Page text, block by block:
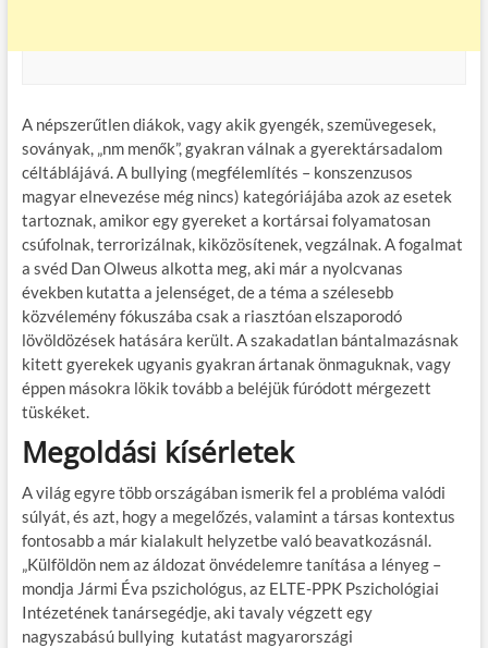
A népszerűtlen diákok, vagy akik gyengék, szemüvegesek,
soványak, „nm menők”, gyakran válnak a gyerektársadalom
céltáblájává. A bullying (megfélemlítés – konszenzusos
magyar elnevezése még nincs) kategóriájába azok az esetek
tartoznak, amikor egy gyereket a kortársai folyamatosan
csúfolnak, terrorizálnak, kiközösítenek, vegzálnak. A fogalmat
a svéd Dan Olweus alkotta meg, aki már a nyolcvanas
években kutatta a jelenséget, de a téma a szélesebb
közvélemény fókuszába csak a riasztóan elszaporodó
lövöldözések hatására került. A szakadatlan bántalmazásnak
kitett gyerekek ugyanis gyakran ártanak önmaguknak, vagy
éppen másokra lökik tovább a beléjük fúródott mérgezett
tüskéket.
Megoldási kísérletek
A világ egyre több országában ismerik fel a probléma valódi
súlyát, és azt, hogy a megelőzés, valamint a társas kontextus
fontosabb a már kialakult helyzetbe való beavatkozásnál.
„Külföldön nem az áldozat önvédelemre tanítása a lényeg –
mondja Jármi Éva pszichológus, az ELTE-PPK Pszichológiai
Intézetének tanársegédje, aki tavaly végzett egy
nagyszabású bullying ­ kutatást magyarországi